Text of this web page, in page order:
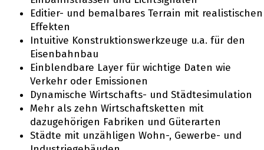
Editier- und bemalbares Terrain mit realistischen
Effekten
Intuitive Konstruktionswerkzeuge u.a. für den
Eisenbahnbau
Einblendbare Layer für wichtige Daten wie
Verkehr oder Emissionen
Dynamische Wirtschafts- und Städtesimulation
Mehr als zehn Wirtschaftsketten mit
dazugehörigen Fabriken und Güterarten
Städte mit unzähligen Wohn-, Gewerbe- und